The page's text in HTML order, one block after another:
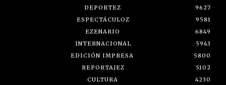
DEPORTEZ
9627
ESPECTÁCULOZ
9581
EZENARIO
6849
INTERNACIONAL
5943
EDICIÓN IMPRESA
5800
REPORTAJEZ
5102
CULTURA
4230